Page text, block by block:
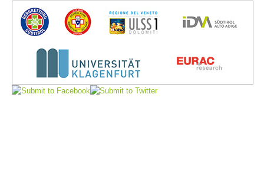
Direction